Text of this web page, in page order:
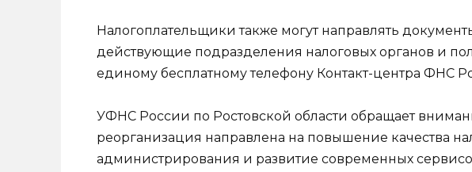
Налогоплательщики также могут направлять
действующие подразделения налоговых органов и
единому бесплатному телефону Контакт-центра ФНС
УФНС России по Ростовской области обращает
реорганизация направлена на повышение качества
администрирования и развитие современных